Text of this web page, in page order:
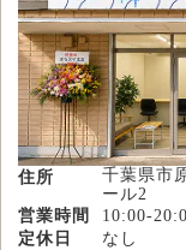
住所
千葉県市
ール2
営業時間
10:00-
定休日
なし